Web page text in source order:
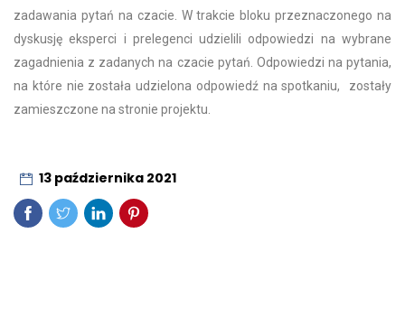
zadawania pytań na czacie. W trakcie bloku przeznaczonego na
dyskusję eksperci i prelegenci udzielili odpowiedzi na wybrane
zagadnienia z zadanych na czacie pytań. Odpowiedzi na pytania,
na które nie została udzielona odpowiedź na spotkaniu, zostały
zamieszczone na stronie projektu.
13 października 2021